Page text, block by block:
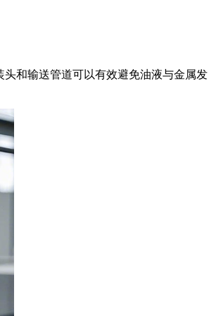
和输送管道可以有效避免油液与金属发